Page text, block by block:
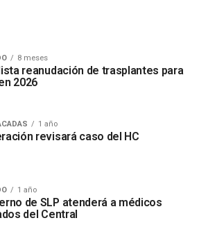
8 meses
reanudación de trasplantes para
2026
1 año
revisará caso del HC
1 año
de SLP atenderá a médicos
del Central